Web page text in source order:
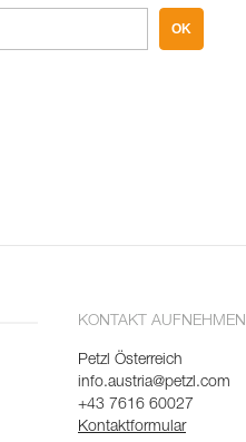
OK
KONTAKT AUFNEHMEN
Petzl Österreich
info.austria@petzl.com
+43 7616 60027
Kontaktformular